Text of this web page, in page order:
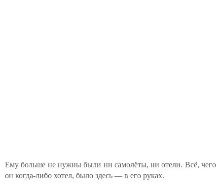
Ему больше не нужны были ни самолёты, ни отели. Всё, чего
он когда-либо хотел, было здесь — в его руках.